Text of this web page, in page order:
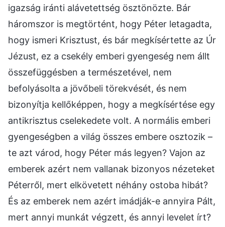
igazság iránti alávetettség ösztönözte. Bár
háromszor is megtörtént, hogy Péter letagadta,
hogy ismeri Krisztust, és bár megkísértette az Úr
Jézust, ez a csekély emberi gyengeség nem állt
összefüggésben a természetével, nem
befolyásolta a jövőbeli törekvését, és nem
bizonyítja kellőképpen, hogy a megkísértése egy
antikrisztus cselekedete volt. A normális emberi
gyengeségben a világ összes embere osztozik –
te azt várod, hogy Péter más legyen? Vajon az
emberek azért nem vallanak bizonyos nézeteket
Péterről, mert elkövetett néhány ostoba hibát?
És az emberek nem azért imádják-e annyira Pált,
mert annyi munkát végzett, és annyi levelet írt?